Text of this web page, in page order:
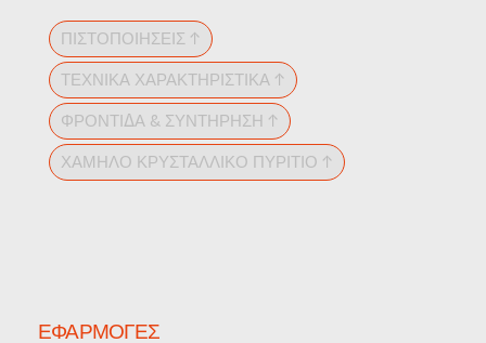
ΠΙΣΤΟΠΟΙΉΣΕΙΣ ↑
ΤΕΧΝΙΚΆ ΧΑΡΑΚΤΗΡΙΣΤΙΚΆ ↑
ΦΡΟΝΤΊΔΑ & ΣΥΝΤΉΡΗΣΗ ↑
ΧΑΜΗΛΌ ΚΡΥΣΤΑΛΛΙΚΌ ΠΥΡΊΤΙΟ ↑
ΕΦΑΡΜΟΓΈΣ